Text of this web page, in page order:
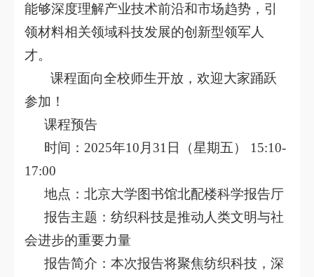
能够深度理解产业技术前沿和市场趋势，引
领材料相关领域科技发展的创新型领军人
才。
课程面向全校师生开放，欢迎大家踊跃
参加！
课程预告
时间： 2025年10月31日（星期五）
15:10-
17:00
地点： 北京大学图书馆北配楼科学报告厅
报告主题： 纺织科技是推动人类文明与社
会进步的重要力量
报告简介： 本次报告将聚焦纺织科技，深